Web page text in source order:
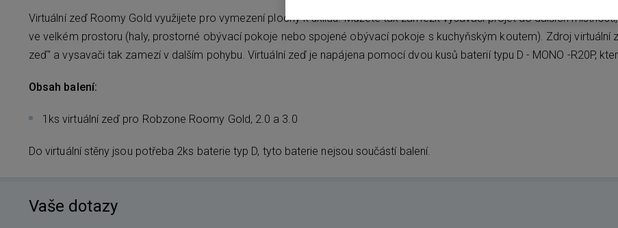
Virtuální zeď Roomy Gold využijete pro vymezení plochy k úklidu. Můžete tak zamezit vysavači projet do dalších
ve velkém prostoru (haly, prostorné obývací pokoje nebo spojené obývací pokoje s kuchyňským koutem). Zdroj virtuální
zeď" a vysavači tak zamezí v dalším pohybu. Virtuální zeď je napájena pomocí dvou kusů baterií typu D - MONO -R20P,
Obsah balení:
1ks virtuální zeď pro Robzone Roomy Gold, 2.0 a 3.0
Do virtuální stěny jsou potřeba 2ks baterie typ D, tyto baterie nejsou součástí balení.
Vaše dotazy